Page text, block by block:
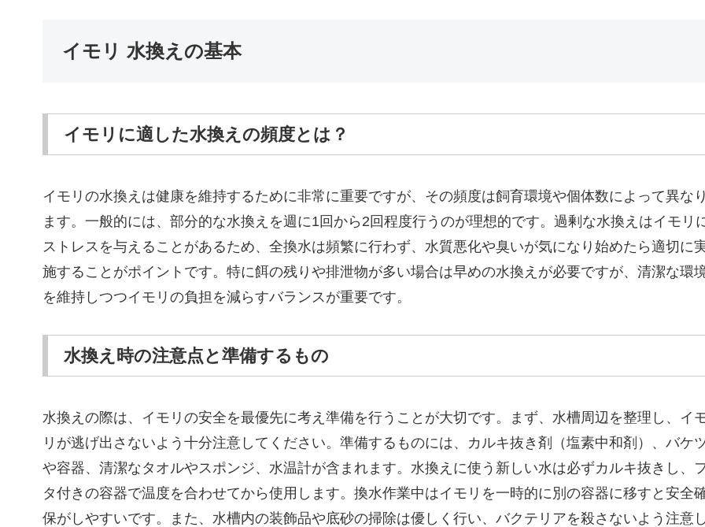
イモリ 水換えの基本
イモリに適した水換えの頻度とは？
イモリの水換えは健康を維持するために非常に重要ですが、その頻度は飼育環境や個体数によって異なり
ます。一般的には、部分的な水換えを週に1回から2回程度行うのが理想的です。過剰な水換えはイモリ
ストレスを与えることがあるため、全換水は頻繁に行わず、水質悪化や臭いが気になり始めたら適切に
施することがポイントです。特に餌の残りや排泄物が多い場合は早めの水換えが必要ですが、清潔な環
を維持しつつイモリの負担を減らすバランスが重要です。
水換え時の注意点と準備するもの
水換えの際は、イモリの安全を最優先に考え準備を行うことが大切です。まず、水槽周辺を整理し、イ
リが逃げ出さないよう十分注意してください。準備するものには、カルキ抜き剤（塩素中和剤）、バケ
や容器、清潔なタオルやスポンジ、水温計が含まれます。水換えに使う新しい水は必ずカルキ抜きし、
タ付きの容器で温度を合わせてから使用します。換水作業中はイモリを一時的に別の容器に移すと安全
保がしやすいです。また、水槽内の装飾品や底砂の掃除は優しく行い、バクテリアを殺さないよう注意し